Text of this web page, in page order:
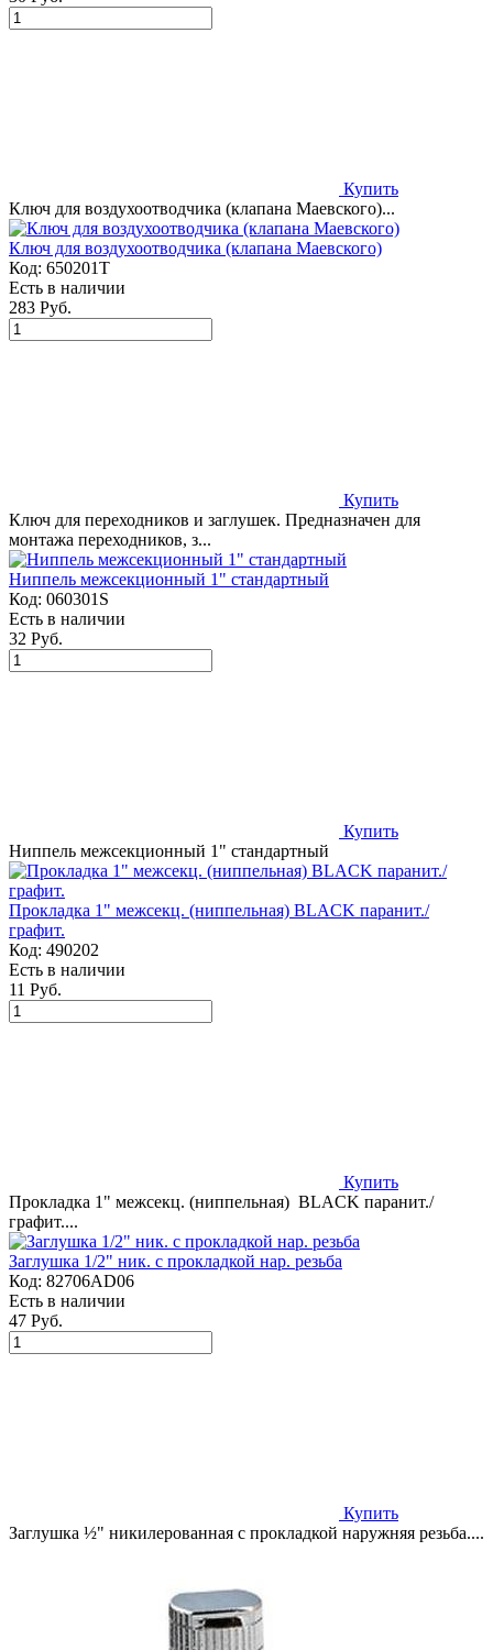
Купить
Ключ для воздухоотводчика (клапана Маевского)...
Ключ для воздухоотводчика (клапана Маевского)
Код: 650201T
Есть в наличии
283 Руб.
Купить
Ключ для переходников и заглушек. Предназначен для
монтажа переходников, з...
Ниппель межсекционный 1" стандартный
Код: 060301S
Есть в наличии
32 Руб.
Купить
Ниппель межсекционный 1" стандартный
Прокладка 1" межсекц. (ниппельная) BLACK паранит./
графит.
Код: 490202
Есть в наличии
11 Руб.
Купить
Прокладка 1" межсекц. (ниппельная) BLACK паранит./
графит....
Заглушка 1/2" ник. с прокладкой нар. резьба
Код: 82706AD06
Есть в наличии
47 Руб.
Купить
Заглушка ½" никилерованная с прокладкой наружняя резьба....